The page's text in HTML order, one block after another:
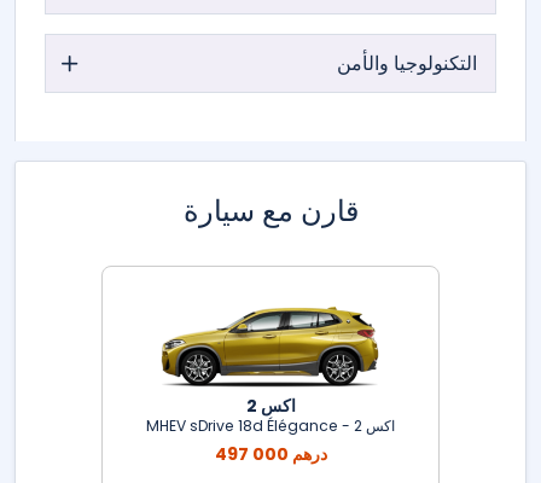
التكنولوجيا والأمن
قارن مع سيارة
اكس 2
اكس 2 - MHEV sDrive 18d Élégance
497 000 درهم